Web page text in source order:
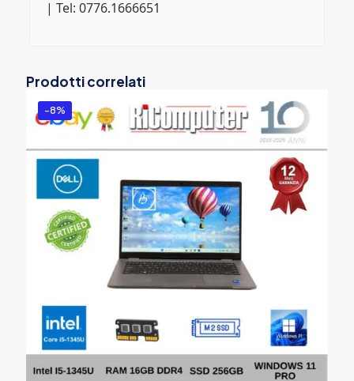
| Tel: 0776.1666651
Prodotti correlati
-8%